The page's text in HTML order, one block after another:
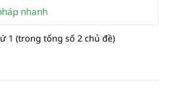
nhanh
1 (trong tổng số 2 chủ đề)